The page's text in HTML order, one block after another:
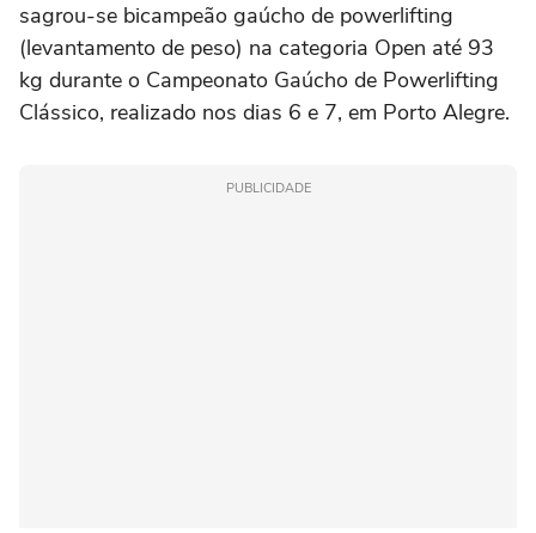
sagrou-se bicampeão gaúcho de powerlifting
(levantamento de peso) na categoria Open até 93
kg durante o Campeonato Gaúcho de Powerlifting
Clássico, realizado nos dias 6 e 7, em Porto Alegre.
PUBLICIDADE